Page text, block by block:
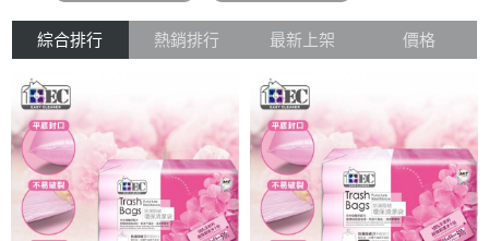
綜合排行 熱銷排行 最新上架 價格